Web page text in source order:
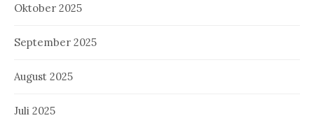
Oktober 2025
September 2025
August 2025
Juli 2025